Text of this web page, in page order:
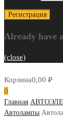
Already have
(close)
Корзина0,00 ₽
0
Главная
Автолампы